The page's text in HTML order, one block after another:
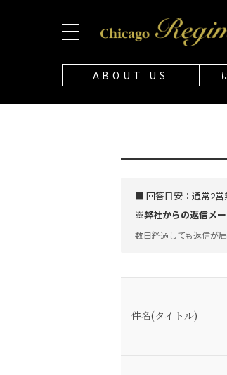
ABOUT US
■ 回答目安： 通常2営
※弊社からの返信メ
数日経過しても返信が
件名(タイトル)